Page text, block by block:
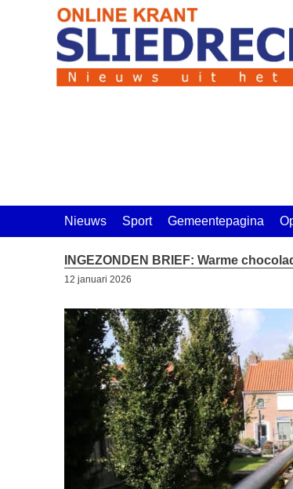
Nieuws Sport Gemeentepagina
INGEZONDEN BRIEF: Warme
12 januari 2026